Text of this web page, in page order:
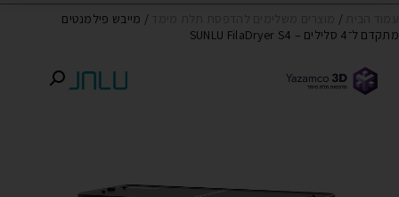
/
/ מייבש פילמנטים
מתקדם ל־4 סלילים – SUNLU FilaDryer S4